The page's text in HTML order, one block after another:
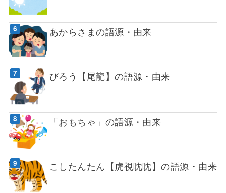
あからさまの語源・由来
びろう【尾龍】の語源・由来
「おもちゃ」の語源・由来
こしたんたん【虎視眈眈】の語源・由来